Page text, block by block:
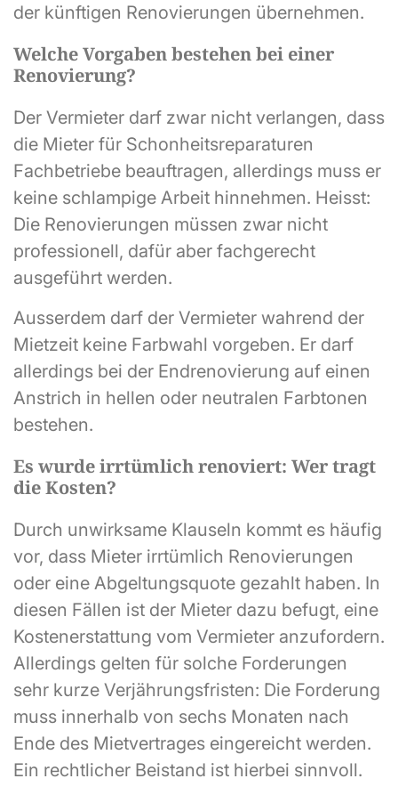
der künftigen Renovierungen übernehmen.
Welche Vorgaben bestehen bei einer
Renovierung?
Der Vermieter darf zwar nicht verlangen, dass
die Mieter für Schonheitsreparaturen
Fachbetriebe beauftragen, allerdings muss er
keine schlampige Arbeit hinnehmen. Heisst:
Die Renovierungen müssen zwar nicht
professionell, dafür aber fachgerecht
ausgeführt werden.
Ausserdem darf der Vermieter wahrend der
Mietzeit keine Farbwahl vorgeben. Er darf
allerdings bei der Endrenovierung auf einen
Anstrich in hellen oder neutralen Farbtonen
bestehen.
Es wurde irrtümlich renoviert: Wer tragt
die Kosten?
Durch unwirksame Klauseln kommt es häufig
vor, dass Mieter irrtümlich Renovierungen
oder eine Abgeltungsquote gezahlt haben. In
diesen Fällen ist der Mieter dazu befugt, eine
Kostenerstattung vom Vermieter anzufordern.
Allerdings gelten für solche Forderungen
sehr kurze Verjährungsfristen: Die Forderung
muss innerhalb von sechs Monaten nach
Ende des Mietvertrages eingereicht werden.
Ein rechtlicher Beistand ist hierbei sinnvoll.